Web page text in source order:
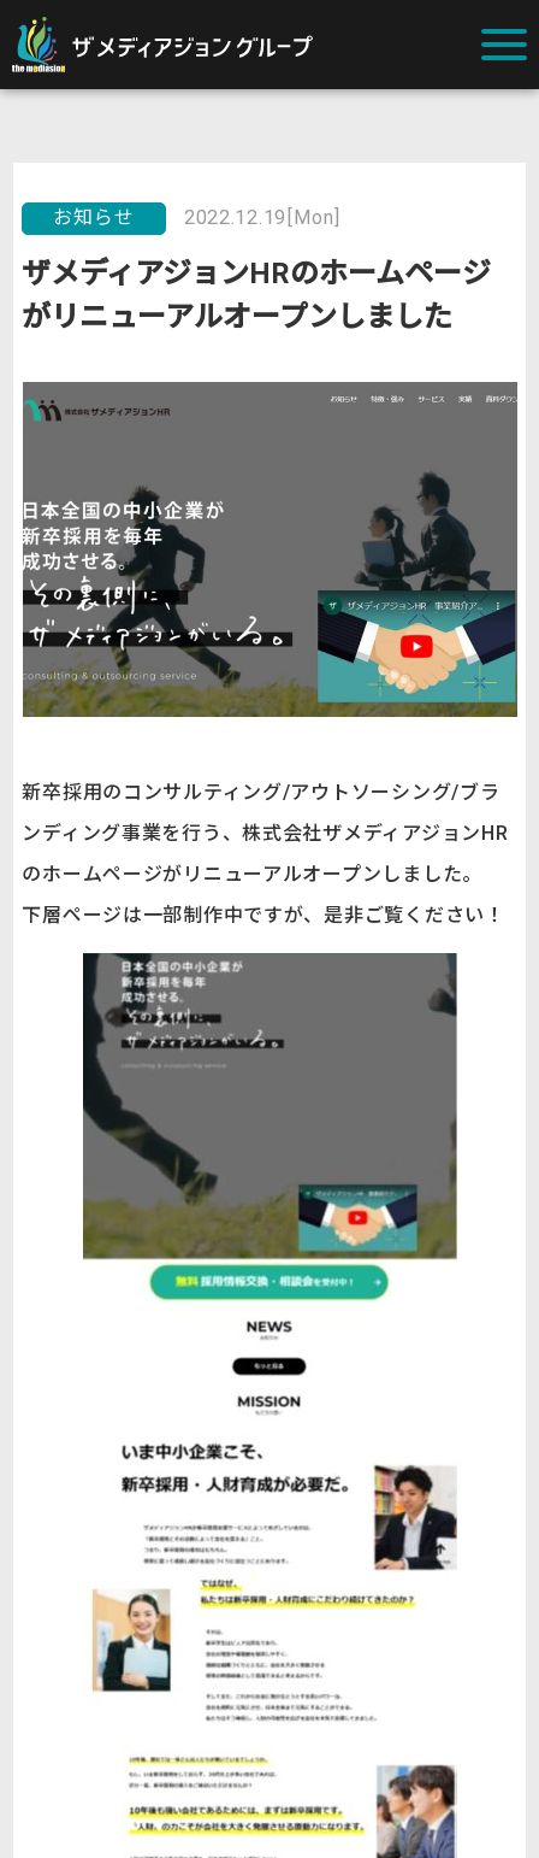
お知らせ 2022.12.19[Mon]
ザメディアジョンHRのホームページ
がリニューアルオープンしました
新卒採用のコンサルティング/アウトソーシング/ブラ
ンディング事業を行う、株式会社ザメディアジョンHR
のホームページがリニューアルオープンしました。
下層ページは一部制作中ですが、是非ご覧ください！